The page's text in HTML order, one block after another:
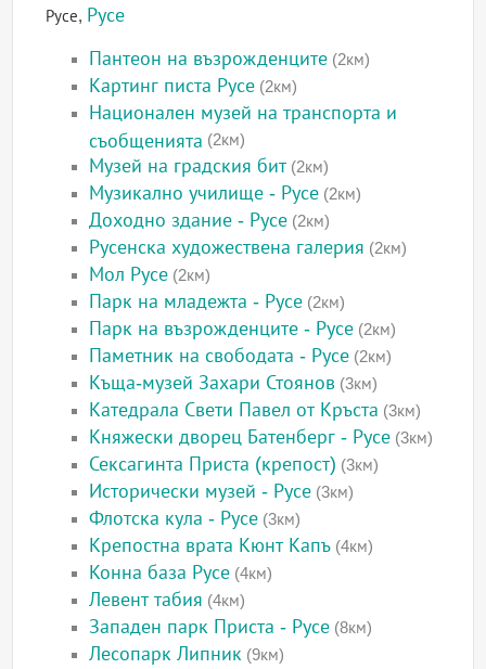
Русе, Русе
Пантеон на възрожденците (2км)
Картинг писта Русе (2км)
Национален музей на транспорта и
съобщенията (2км)
Музей на градския бит(2км)
Музикално училище - Русе (2км)
Доходно здание - Русе (2км)
Русенска художествена галерия (2км)
Мол Русе (2км)
Парк на младежта - Русе (2км)
Парк на възрожденците - Русе (2км)
Паметник на свободата - Русе (2км)
Къща-музей Захари Стоянов (3км)
Катедрала Свети Павел от Кръста (3км)
Княжески дворец Батенберг - Русе (3км)
Сексагинта Приста (крепост) (3км)
Исторически музей - Русе (3км)
Флотска кула - Русе (3км)
Крепостна врата Кюнт Капъ (4км)
Конна база Русе (4км)
Левент табия (4км)
Западен парк Приста - Русе (8км)
Лесопарк Липник (9км)